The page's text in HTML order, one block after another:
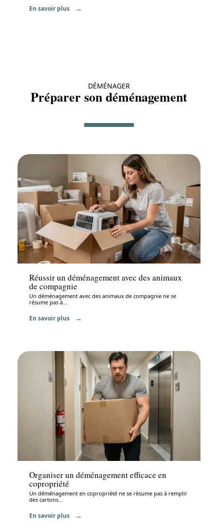
En savoir plus
DÉMÉNAGER
Préparer son déménagement
Déménagement
Réussir un déménagement avec des animaux
de compagnie
Un déménagement avec des animaux de compagnie ne se
résume pas à…
En savoir plus
Organiser un déménagement efficace en
copropriété
Un déménagement en copropriété ne se résume pas à remplir
des cartons
En savoir plus